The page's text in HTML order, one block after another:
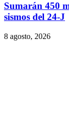
Sumarán 450
sismos del 24-J
8 agosto, 2026